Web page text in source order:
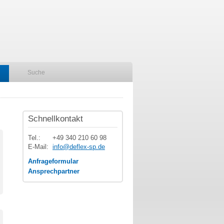
Schnellkontakt
Tel.:
+49 340 210 60 98
E-Mail: info@deflex-sp.de
Anfrageformular
Ansprechpartner